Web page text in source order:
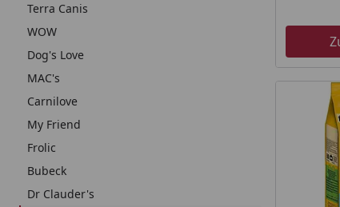
Terra Canis
WOW
Dog's Love
MAC's
Carnilove
My Friend
Frolic
Bubeck
Dr Clauder's